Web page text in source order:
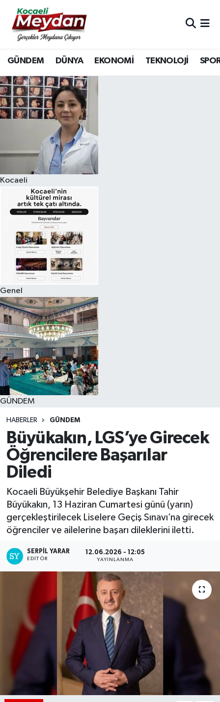
GÜNDEM DÜNYA EKONOMİ TEKNOLOJİ
Kocaeli
Genel
GÜNDEM
HABERLER GÜNDEM
Büyükakın, LGS’ye Girecek
Öğrencilere Başarılar
Diledi
Kocaeli Büyükşehir Belediye Başkanı Tahir
Büyükakın, 13 Haziran Cumartesi günü (yarın)
gerçekleştirilecek Liselere Geçiş Sınavı’na girecek
öğrenciler ve ailelerine başarı dileklerini iletti.
SERPİL YARAR
EDITÖR
12.06.2026 - 12:05
YAYINLANMA
Nöbetçi Eczaneler
Hava Durumu
Trafik Durumu
Süper Lig Puan Durumu ve Fikstür
Tüm Manşetler
Son Dakika Haberleri
Haber Arşivi